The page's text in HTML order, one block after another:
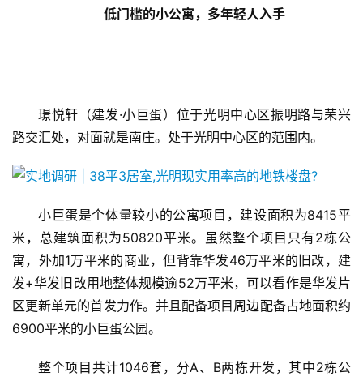
低门槛的小公寓，多年轻人入手
璟悦轩（建发·小巨蛋）位于光明中心区振明路与荣兴
路交汇处，对面就是南庄。处于光明中心区的范围内。
小巨蛋是个体量较小的公寓项目，建设面积为8415平
米，总建筑面积为50820平米。虽然整个项目只有2栋公
寓，外加1万平米的商业，但背靠华发46万平米的旧改，建
发+华发旧改用地整体规模逾52万平米，可以看作是华发片
区更新单元的首发力作。并且配备项目周边配备占地面积约
6900平米的小巨蛋公园。
整个项目共计1046套，分A、B两栋开发，其中2栋公